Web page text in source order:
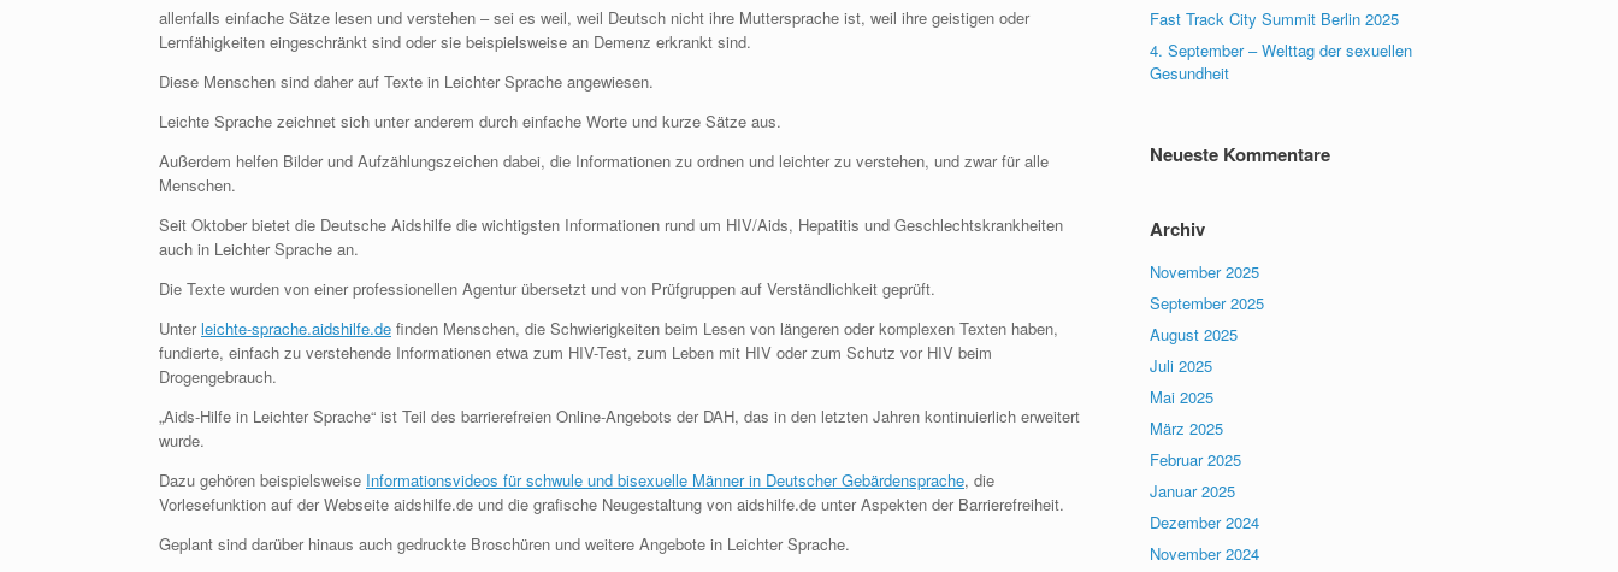
allenfalls einfache Sätze lesen und verstehen – sei es weil, weil Deutsch nicht ihre Muttersprache ist, weil ihre geistigen oder
Lernfähigkeiten eingeschränkt sind oder sie beispielsweise an Demenz erkrankt sind.
Diese Menschen sind daher auf Texte in Leichter Sprache angewiesen.
Leichte Sprache zeichnet sich unter anderem durch einfache Worte und kurze Sätze aus.
Außerdem helfen Bilder und Aufzählungszeichen dabei, die Informationen zu ordnen und leichter zu verstehen, und zwar für alle
Menschen.
Seit Oktober bietet die Deutsche Aidshilfe die wichtigsten Informationen rund um HIV/Aids, Hepatitis und Geschlechtskrankheiten
auch in Leichter Sprache an.
Die Texte wurden von einer professionellen Agentur übersetzt und von Prüfgruppen auf Verständlichkeit geprüft.
Unterleichte-sprache.aidshilfe.de finden Menschen, die Schwierigkeiten beim Lesen von längeren oder komplexen Texten haben,
fundierte, einfach zu verstehende Informationen etwa zum HIV-Test, zum Leben mit HIV oder zum Schutz vor HIV beim
Drogengebrauch.
„Aids-Hilfe in Leichter Sprache“ ist Teil des barrierefreien Online-Angebots der DAH, das in den letzten Jahren kontinuierlich erweitert
wurde.
Dazu gehören beispielsweise Informationsvideos für schwule und bisexuelle Männer in Deutscher Gebärdensprache, die
Vorlesefunktion auf der Webseite aidshilfe.de und die grafische Neugestaltung von aidshilfe.de unter Aspekten der Barrierefreiheit.
Geplant sind darüber hinaus auch gedruckte Broschüren und weitere Angebote in Leichter Sprache.
Fast Track City Summit Berlin 2025
4. September – Welttag der sexuellen
Gesundheit
Neueste Kommentare
Archiv
November 2025
September 2025
August 2025
Juli 2025
Mai 2025
März 2025
Februar 2025
Januar 2025
Dezember 2024
November 2024